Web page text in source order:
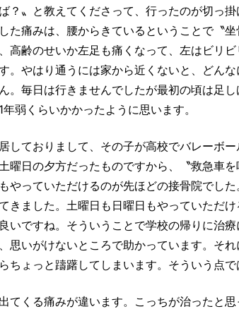
？〟と教えてくださって、行ったのが切っ
た痛みは、腰からきているということで〝
高齢のせいか左足も痛くなって、左はビリ
。やはり通うには家から近くないと、どん
。毎日は行きませんでしたが最初の頃は足
弱くらいかかったように思います。
しておりまして、その子が高校でバレーボ
曜日の夕方だったものですから、〝救急車
やっていただけるのが先ほどの接骨院でし
きました。土曜日も日曜日もやっていただ
いですね。そういうことで学校の帰りに治
思いがけないところで助かっています。そ
ちょっと躊躇してしまいます。そういう点で
てくる痛みが違います。こっちが治ったと